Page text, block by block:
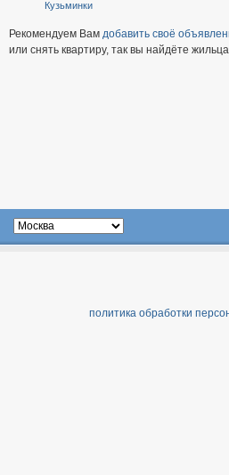
Кузьминки
Рекомендуем Вам добавить своё
или снять квартиру, так вы найдёте
политика обработки